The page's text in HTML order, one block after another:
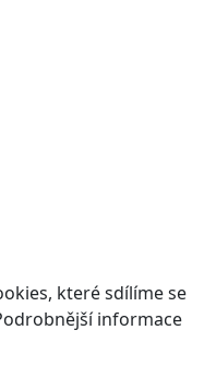
které sdílíme se
informace